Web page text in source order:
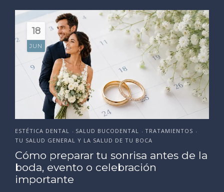
18
JUN
ESTÉTICA DENTAL • SALUD BUCODENTAL • TRATAMIENTOS •
TU SALUD GENERAL Y LA SALUD DE TU BOCA
Cómo preparar tu sonrisa antes de la
boda, evento o celebración
importante